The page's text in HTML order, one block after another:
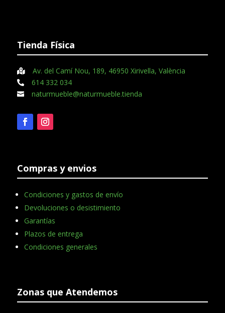
Tienda Física
 Av. del Camí Nou, 189, 46950 Xirivella, València
 614 332 034
 naturmueble@naturmueble.tienda
Compras y envios
Condiciones y gastos de envío
Devoluciones o desistimiento
Garantías
Plazos de entrega
Condiciones generales
Zonas que Atendemos